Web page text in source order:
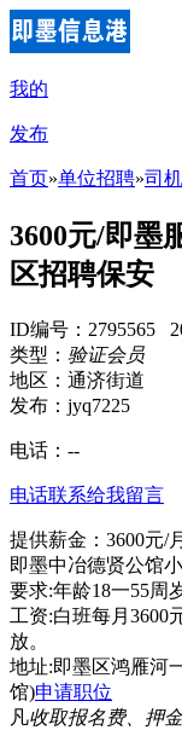
我的
发布
首页»单位招聘»司
3600元/即墨
区招聘保安
ID编号：2795565
类型： 验证会员
地区：通济街道
发布：jyq7225
电话： --
电话联系给我留言
提供薪金：3600元/月
即墨中冶德贤公馆
要求:年龄18一55周
工资:白班每月3600
放。
地址:即墨区鸿雁河
馆)申请职位
凡收取报名费、押